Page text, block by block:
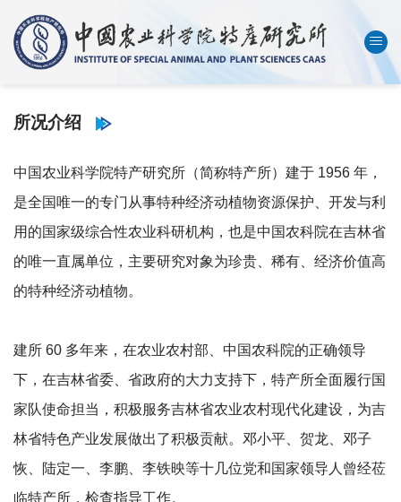
English
首页
本所概况
机构设置
科技创新
人才队伍
学会刊物
研究生教育
党建文化
所况介绍
中国农业科学院特产研究所（简称特产所）建于 1956 年，
是全国唯一的专门从事特种经济动植物资源保护、开发与利
用的国家级综合性农业科研机构，也是中国农科院在吉林省
的唯一直属单位，主要研究对象为珍贵、稀有、经济价值高
的特种经济动植物。
建所 60 多年来，在农业农村部、中国农科院的正确领导
下，在吉林省委、省政府的大力支持下，特产所全面履行国
家队使命担当，积极服务吉林省农业农村现代化建设，为吉
林省特色产业发展做出了积极贡献。邓小平、贺龙、邓子
恢、陆定一、李鹏、李铁映等十几位党和国家领导人曾经莅
临特产所，检查指导工作。